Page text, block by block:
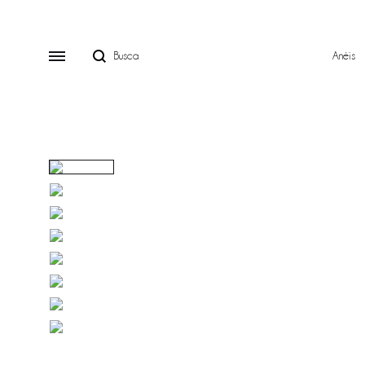
Anéis